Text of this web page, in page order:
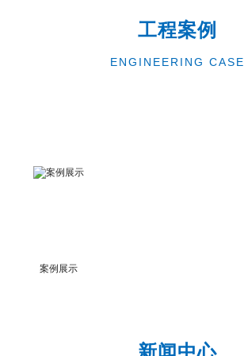
工程案例
ENGINEERING CASE
案例展示
新闻中心